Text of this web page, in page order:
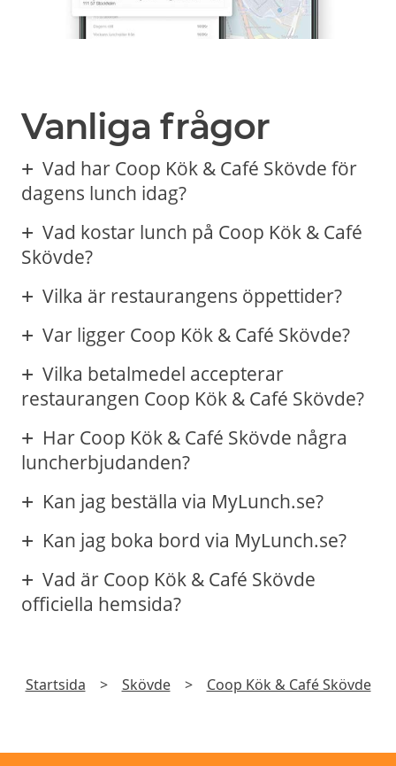
Vanliga frågor
Vad har Coop Kök & Café Skövde för
dagens lunch idag?
Vad kostar lunch på Coop Kök & Café
Skövde?
Vilka är restaurangens öppettider?
Var ligger Coop Kök & Café Skövde?
Vilka betalmedel accepterar
restaurangen Coop Kök & Café Skövde?
Har Coop Kök & Café Skövde några
luncherbjudanden?
Kan jag beställa via MyLunch.se?
Kan jag boka bord via MyLunch.se?
Vad är Coop Kök & Café Skövde
officiella hemsida?
Startsida > Skövde > Coop Kök & Café Skövde